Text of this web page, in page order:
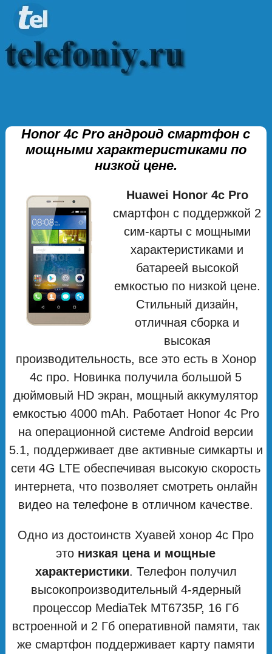
Honor 4c Pro андроид смартфон с
мощными характеристиками по
низкой цене.
Huawei Honor 4c Pro
смартфон с поддержкой 2
сим-карты с мощными
характеристиками и
батареей высокой
емкостью по низкой цене.
Стильный дизайн,
отличная сборка и
высокая
производительность, все это есть в Хонор
4с про. Новинка получила большой 5
дюймовый HD экран, мощный аккумулятор
емкостью 4000 mAh. Работает Honor 4c Pro
на операционной системе Android версии
5.1, поддерживает две активные симкарты и
сети 4G LTE обеспечивая высокую скорость
интернета, что позволяет смотреть онлайн
видео на телефоне в отличном качестве.
Одно из достоинств Хуавей хонор 4с Про
это низкая цена и мощные
характеристики. Телефон получил
высокопроизводительный 4-ядерный
процессор MediaTek MT6735P, 16 Гб
встроенной и 2 Гб оперативной памяти, так
же смартфон поддерживает карту памяти